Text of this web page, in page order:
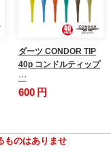
ダーツ CONDOR TIP
40p コンドルティップ
…
600 円
ものはありませ